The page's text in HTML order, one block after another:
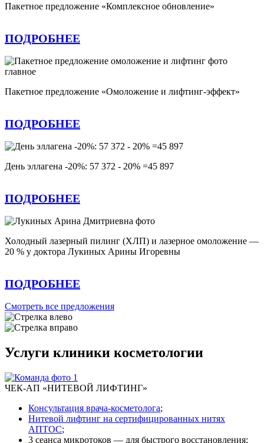
Пакетное предложение «Комплексное обновление»
ПОДРОБНЕЕ
Пакетное предложение «Омоложение и лифтинг-эффект»
ПОДРОБНЕЕ
День эллагена -20%: 57 372 - 20% =45 897
ПОДРОБНЕЕ
Холодный лазерный пилинг (ХЛП) и лазерное омоложение —
20 % у доктора Лукиных Арины Игоревны
ПОДРОБНЕЕ
Смотреть все предложения
Услуги клиники косметологии
ЧЕК-АП «НИТЕВОЙ ЛИФТИНГ»
Консультация врача-косметолога;
Нитевой лифтинг на сертифицированных нитях
АПТОС;
3 сеанса микротоков — для быстрого восстановления;